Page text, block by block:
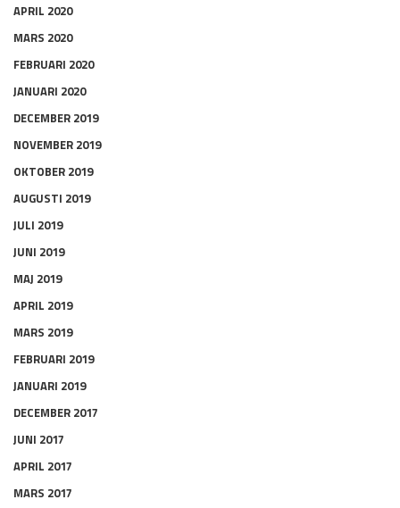
APRIL 2020
MARS 2020
FEBRUARI 2020
JANUARI 2020
DECEMBER 2019
NOVEMBER 2019
OKTOBER 2019
AUGUSTI 2019
JULI 2019
JUNI 2019
MAJ 2019
APRIL 2019
MARS 2019
FEBRUARI 2019
JANUARI 2019
DECEMBER 2017
JUNI 2017
APRIL 2017
MARS 2017